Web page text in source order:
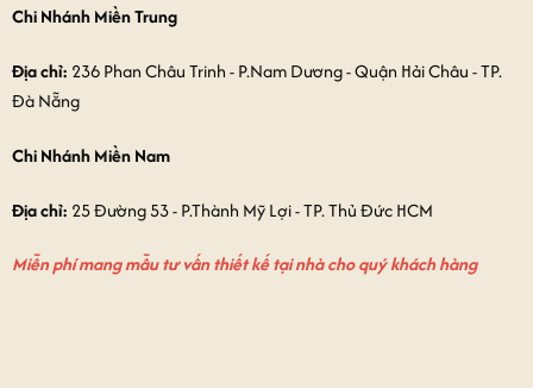
Chi Nhánh Miền Trung
Địa chỉ: 236 Phan Châu Trinh - P.Nam Dương - Quận Hải Châu - TP.
Đà Nẵng
Chi Nhánh Miền Nam
Địa chỉ: 25 Đường 53 - P.Thành Mỹ Lợi - TP. Thủ Đức HCM
Miễn phí mang mẫu tư vấn thiết kế tại nhà cho quý khách hàng